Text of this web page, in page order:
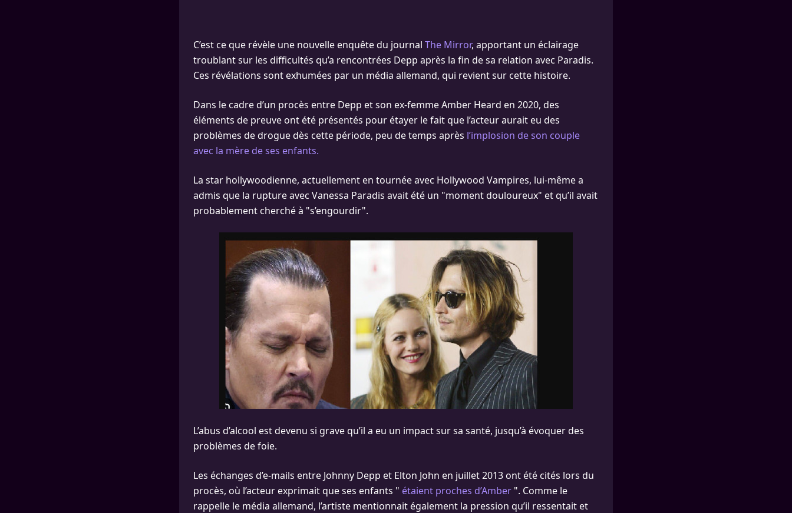
C’est ce que révèle une nouvelle enquête du journal The Mirror, apportant un éclairage
troublant sur les difficultés qu’a rencontrées Depp après la fin de sa relation avec Paradis.
Ces révélations sont exhumées par un média allemand, qui revient sur cette histoire.
Dans le cadre d’un procès entre Depp et son ex-femme Amber Heard en 2020, des
éléments de preuve ont été présentés pour étayer le fait que l’acteur aurait eu des
problèmes de drogue dès cette période, peu de temps après l’implosion de son couple
avec la mère de ses enfants.
La star hollywoodienne, actuellement en tournée avec Hollywood Vampires, lui-même a
admis que la rupture avec Vanessa Paradis avait été un "moment douloureux" et qu’il avait
probablement cherché à "s’engourdir".
L’abus d’alcool est devenu si grave qu’il a eu un impact sur sa santé, jusqu’à évoquer des
problèmes de foie.
Les échanges d’e-mails entre Johnny Depp et Elton John en juillet 2013 ont été cités lors du
procès, où l’acteur exprimait que ses enfants " étaient proches d’Amber ". Comme le
rappelle le média allemand, l’artiste mentionnait également la pression qu’il ressentait et